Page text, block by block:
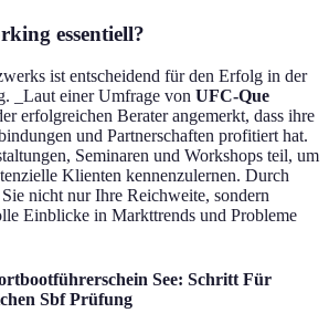
essentiell?
ist entscheidend für den Erfolg in der
_Laut einer Umfrage von UFC-Que
erfolgreichen Berater angemerkt, dass ihre
und Partnerschaften profitiert hat.
Seminaren und Workshops teil, um
Klienten kennenzulernen. Durch
nicht nur Ihre Reichweite, sondern
Einblicke in Markttrends und Probleme
See: Schritt Für
Sbf Prüfung